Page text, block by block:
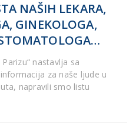
NAŠIH LEKARA,
GINEKOLOGA,
Parizu“ nastavlja sa
za naše ljude u
napravili smo listu